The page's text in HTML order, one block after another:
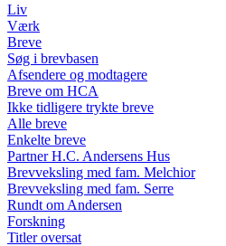
Liv
Værk
Breve
Søg i brevbasen
Afsendere og modtagere
Breve om HCA
Ikke tidligere trykte breve
Alle breve
Enkelte breve
Partner H.C. Andersens Hus
Brevveksling med fam. Melchior
Brevveksling med fam. Serre
Rundt om Andersen
Forskning
Titler oversat